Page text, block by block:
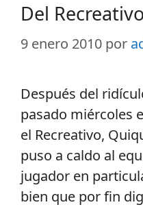
Del
9 enero 2010 por
Después del
pasado miércoles
el Recreativo,
puso a caldo al
jugador en
bien que por fin